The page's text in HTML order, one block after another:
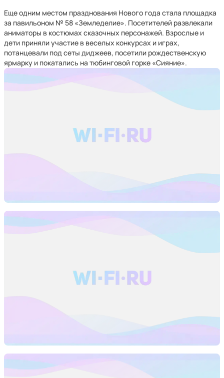
Еще одним местом празднования Нового года стала площадка
за павильоном № 58 «Земледелие». Посетителей развлекали
аниматоры в костюмах сказочных персонажей. Взрослые и
дети приняли участие в веселых конкурсах и играх,
потанцевали под сеты диджеев, посетили рождественскую
ярмарку и покатались на тюбинговой горке «Сияние».